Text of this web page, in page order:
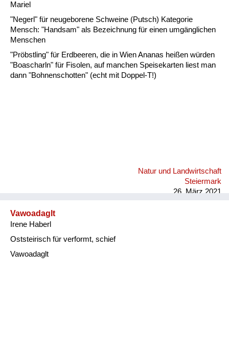
Mariel
"Negerl" für neugeborene Schweine (Putsch) Kategorie
Mensch: "Handsam" als Bezeichnung für einen umgänglichen
Menschen
"Pröbstling" für Erdbeeren, die in Wien Ananas heißen würden
"Boascharln" für Fisolen, auf manchen Speisekarten liest man
dann "Bohnenschotten" (echt mit Doppel-T!)
Natur und Landwirtschaft
Steiermark
26. März 2021
Vawoadaglt
Irene Haberl
Oststeirisch für verformt, schief
Vawoadaglt